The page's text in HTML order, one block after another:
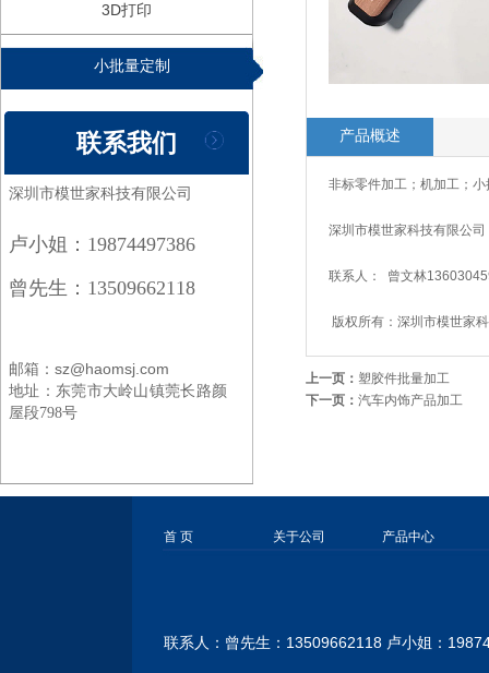
3D打印
小批量定制
联系我们
深圳市模世家科技有限公司
卢小姐：19874497386
曾先生：13509662118
邮箱：sz@haomsj.com
地址： 东莞市大岭山镇莞长路颜
屋段798号
产品概述
非标零件加工；机加工；
深圳市模
联系人： 曾文林
版权所有： 深圳市模世家
上一页： 塑胶件批量加工
下一页： 汽车内饰产品加工
首 页 关于公司 产品中心
联系人：曾先生：13509662118 卢小姐：